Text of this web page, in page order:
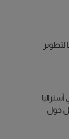
لتطوير
في أستراليا
حول